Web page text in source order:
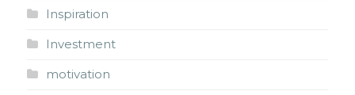
Inspiration
Investment
motivation